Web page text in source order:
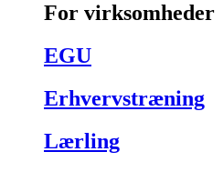
For virksomheder
EGU
Erhvervstræning
Lærling